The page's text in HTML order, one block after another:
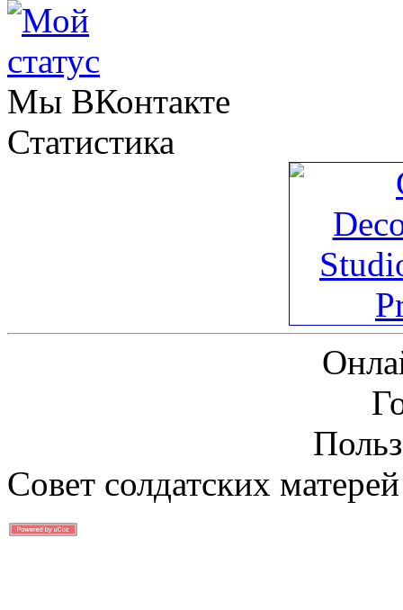
Мы ВКонтакте
Статистика
Совет солдатских